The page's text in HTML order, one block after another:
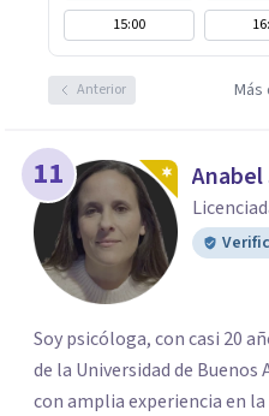
15:00
Anterior Más
11
Soy psicóloga, con casi 20
de la Universidad de Buenos
con amplia experiencia en